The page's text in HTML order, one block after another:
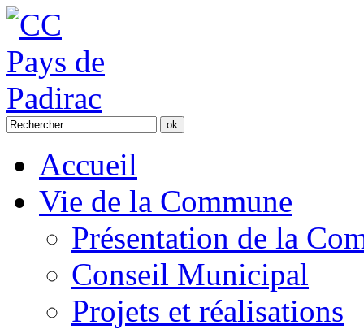
Accueil
Vie de la Commune
Présentation de la
Conseil Municipal
Projets et réalisations